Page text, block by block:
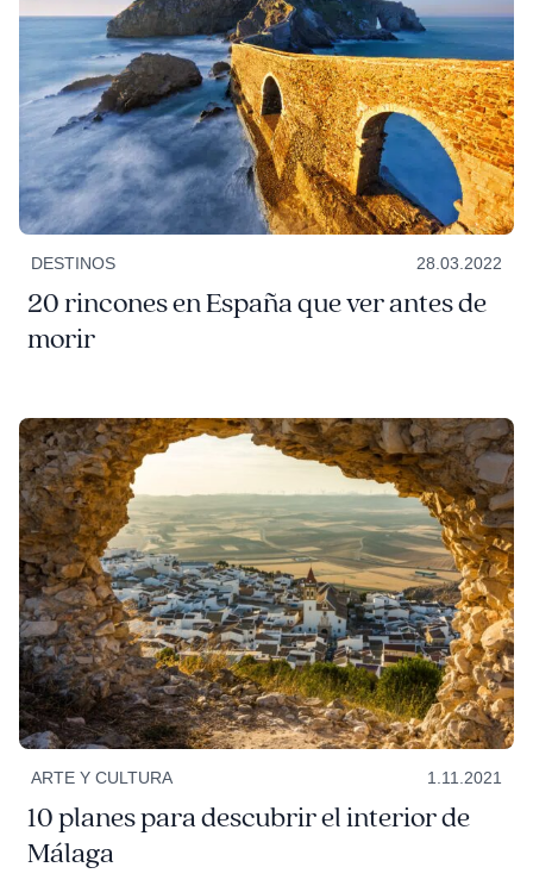
DESTINOS 28.03.2022
20 rincones en España que ver antes de
morir
ARTE Y CULTURA 1.11.2021
10 planes para descubrir el interior de
Málaga